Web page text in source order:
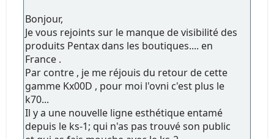
Bonjour,
Je vous rejoints sur le manque de visibilité des
produits Pentax dans les boutiques.... en
France .
Par contre , je me réjouis du retour de cette
gamme Kx00D , pour moi l'ovni c'est plus le
k70...
Il y a une nouvelle ligne esthétique entamé
depuis le ks-1; qui n'as pas trouvé son public